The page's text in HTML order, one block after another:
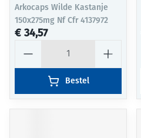
Arkocaps Wilde Kastanje
150x275mg Nf Cfr 4137972
€ 34,57
Bestel